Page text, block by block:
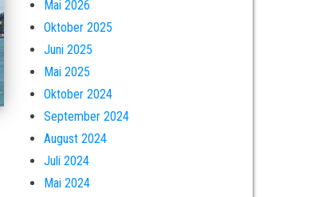
Mai 2026
Oktober 2025
Juni 2025
Mai 2025
Oktober 2024
September 2024
August 2024
Juli 2024
Mai 2024